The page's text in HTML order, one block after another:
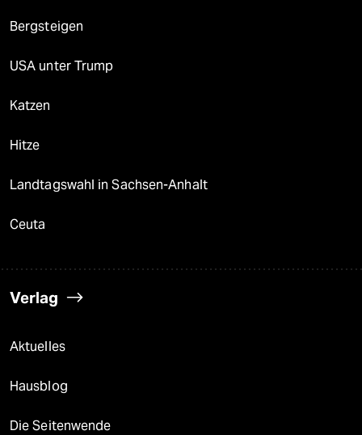
Bergsteigen
USA unter Trump
Katzen
Hitze
Landtagswahl in Sachsen-Anhalt
Ceuta
Verlag
Aktuelles
Hausblog
Die Seitenwende